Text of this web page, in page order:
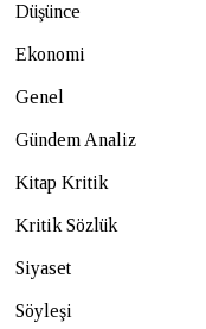
Düşünce
Ekonomi
Genel
Gündem Analiz
Kitap Kritik
Kritik Sözlük
Siyaset
Söyleşi